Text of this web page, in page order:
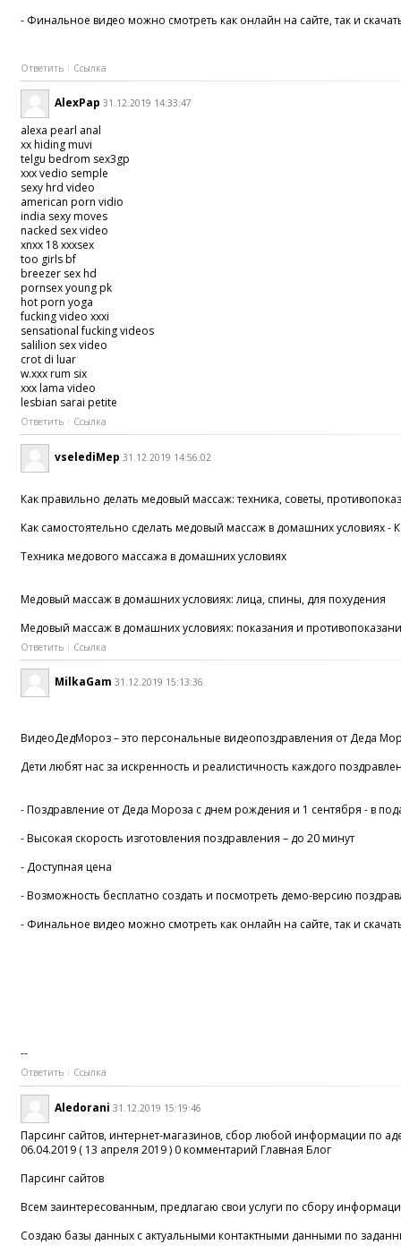
- Финальное видео можно смотреть как онлайн на сайте, так и
Ответить Ссылка
AlexPap 31.12.2019 14:33:47
alexa pearl anal
xx hiding muvi
telgu bedrom sex3gp
xxx vedio semple
sexy hrd video
american porn vidio
india sexy moves
nacked sex video
xnxx 18 xxxsex
too girls bf
breezer sex hd
pornsex young pk
hot porn yoga
fucking video xxxi
sensational fucking videos
salilion sex video
crot di luar
w.xxx rum six
xxx lama video
lesbian sarai petite
Ответить Ссылка
vselediMep 31.12.2019 14:56:02
Как правильно делать медовый массаж: техника, советы,
Как самостоятельно сделать медовый массаж в домашних условиях -
Техника медового массажа в домашних условиях
Медовый массаж в домашних условиях: лица, спины, для похудения
Медовый массаж в домашних условиях: показания и
Ответить Ссылка
MilkaGam 31.12.2019 15:13:36
ВидеоДедМороз – это персональные видеопоздравления от Деда
Дети любят нас за искренность и реалистичность каждого
- Поздравление от Деда Мороза с днем рождения и 1 сентября - в
- Высокая скорость изготовления поздравления – до 20 минут
- Доступная цена
- Возможность бесплатно создать и посмотреть демо-версию
- Финальное видео можно смотреть как онлайн на сайте, так и
--
Ответить Ссылка
Aledorani 31.12.2019 15:19:46
Парсинг сайтов, интернет-магазинов, сбор любой информации по
06.04.2019 ( 13 апреля 2019 ) 0 комментарий Главная Блог
Парсинг сайтов
Всем заинтересованным, предлагаю свои услуги по сбору
Создаю базы данных с актуальными контактными данными по